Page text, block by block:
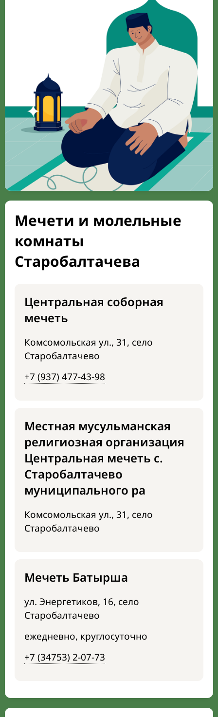
Мечети и молельные
комнаты
Старобалтачева
Центральная соборная
мечеть
Комсомольская ул., 31, село
Старобалтачево
+7 (937) 477-43-98
Местная мусульманская
религиозная организация
Центральная мечеть с.
Старобалтачево
муниципального ра
Комсомольская ул., 31, село
Старобалтачево
Мечеть Батырша
ул. Энергетиков, 16, село
Старобалтачево
ежедневно, круглосуточно
+7 (34753) 2-07-73